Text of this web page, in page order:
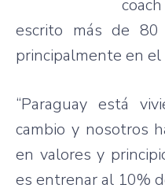
escrito más de
principalmente en el
“Paraguay está
cambio y nosotros
en valores y
es entrenar al 10%